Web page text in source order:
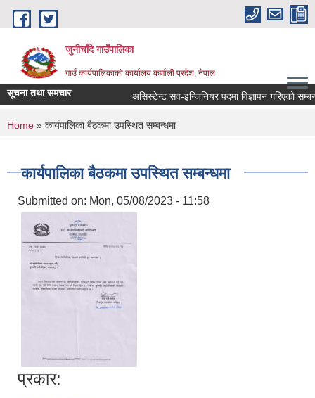
Skip to main content
जुनीचाँदे गाउँपालिका
गाउँ कार्यपालिकाको कार्यालय कर्णाली प्रदेश, नेपाल
सूचना तथा समचार असिस्टेन्ट सव-इन्जिनियर पदमा विज्ञापन गरिएको
You are here
Home » कार्यपालिका बैठकमा उपस्थित सम्बन्धमा
कार्यपालिका बैठकमा उपस्थित सम्बन्धमा
Submitted on: Mon, 05/08/2023 - 11:58
प्रकार: